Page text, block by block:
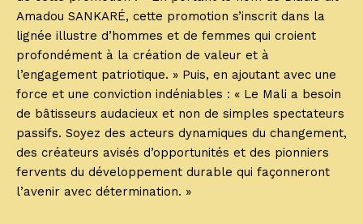
Amadou SANKARÉ, cette promotion s’inscrit dans la
lignée illustre d’hommes et de femmes qui croient
profondément à la création de valeur et à
l’engagement patriotique. » Puis, en ajoutant avec une
force et une conviction indéniables : « Le Mali a besoin
de bâtisseurs audacieux et non de simples spectateurs
passifs. Soyez des acteurs dynamiques du changement,
des créateurs avisés d’opportunités et des pionniers
fervents du développement durable qui façonneront
l’avenir avec détermination. »